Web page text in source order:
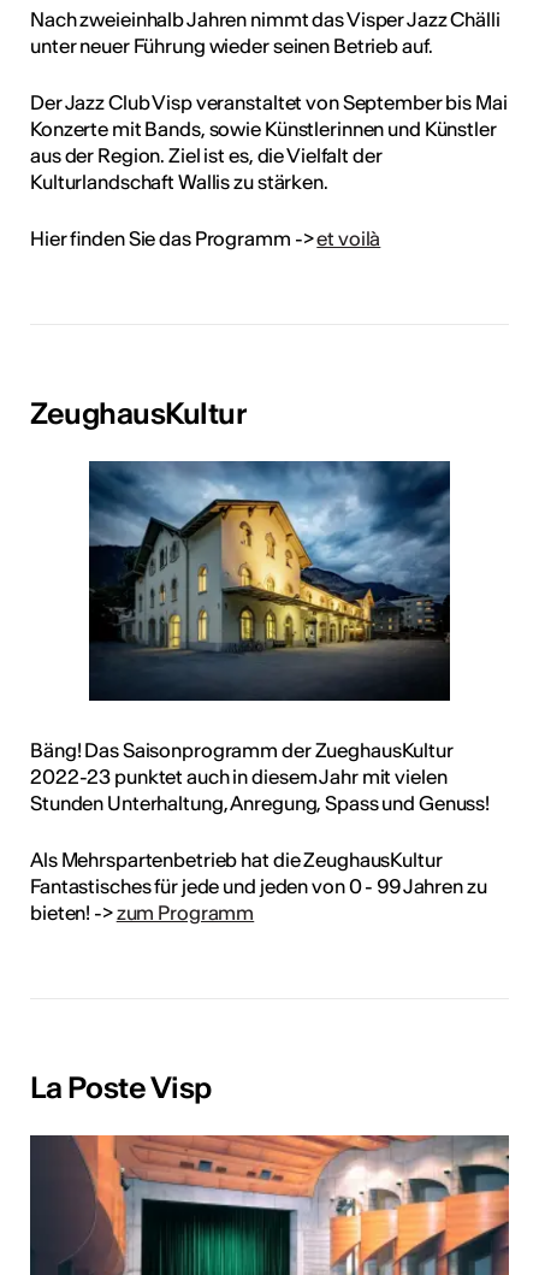
Nach zweieinhalb Jahren nimmt das Visper Jazz Chälli
unter neuer Führung wieder seinen Betrieb auf.
Der Jazz Club Visp veranstaltet von September bis Mai
Konzerte mit Bands, sowie Künstlerinnen und Künstler
aus der Region. Ziel ist es, die Vielfalt der
Kulturlandschaft Wallis zu stärken.
Hier finden Sie das Programm ->et voilà
ZeughausKultur
Bäng! Das Saisonprogramm der ZueghausKultur
2022-23 punktet auch in diesem Jahr mit vielen
Stunden Unterhaltung, Anregung, Spass und Genuss!
Als Mehrspartenbetrieb hat die ZeughausKultur
Fantastisches für jede und jeden von 0 - 99 Jahren zu
bieten! ->zum Programm
La Poste Visp